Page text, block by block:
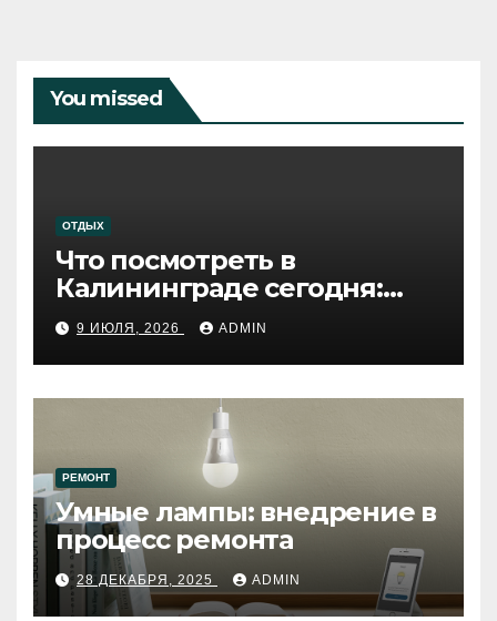
You missed
ОТДЫХ
Что посмотреть в
Калининграде сегодня:
путеводитель по самому
западному городу России
9 ИЮЛЯ, 2026 ADMIN
РЕМОНТ
Умные лампы: внедрение в
процесс ремонта
28 ДЕКАБРЯ, 2025 ADMIN